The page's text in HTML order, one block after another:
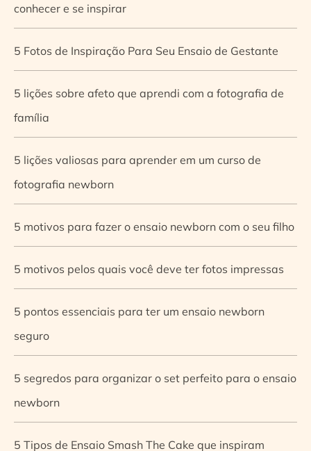
conhecer e se inspirar
5 Fotos de Inspiração Para Seu Ensaio de Gestante
5 lições sobre afeto que aprendi com a fotografia de
família
5 lições valiosas para aprender em um curso de
fotografia newborn
5 motivos para fazer o ensaio newborn com o seu filho
5 motivos pelos quais você deve ter fotos impressas
5 pontos essenciais para ter um ensaio newborn
seguro
5 segredos para organizar o set perfeito para o ensaio
newborn
5 Tipos de Ensaio Smash The Cake que inspiram